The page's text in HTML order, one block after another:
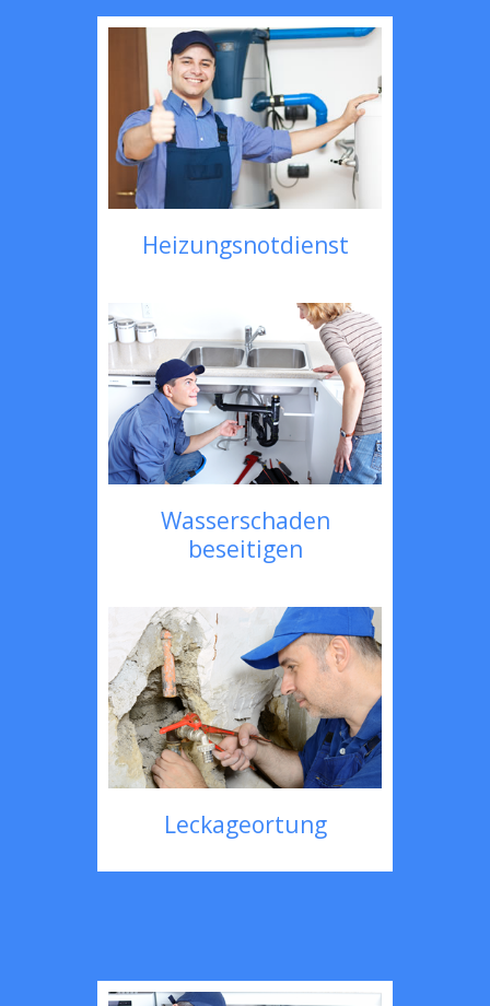
Heizungsnotdienst
Wasserschaden
beseitigen
Leckageortung